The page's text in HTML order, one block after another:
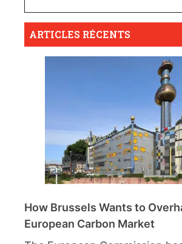
ARTICLES RÉCENTS
How Brussels Wants to
European Carbon Market